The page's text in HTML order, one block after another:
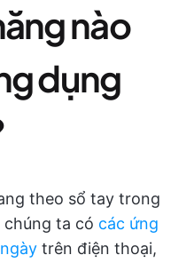
nào
dụng
theo sổ tay trong
chúng ta có các ứng
trên điện thoại,